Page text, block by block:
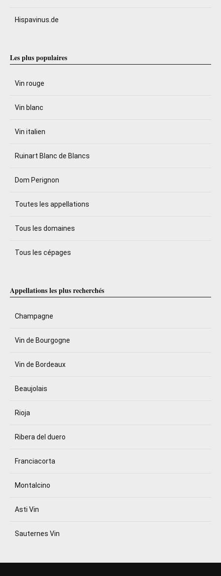
Hispavinus.de
Les plus populaires
Vin rouge
Vin blanc
Vin italien
Ruinart Blanc de Blancs
Dom Perignon
Toutes les appellations
Tous les domaines
Tous les cépages
Appellations les plus recherchés
Champagne
Vin de Bourgogne
Vin de Bordeaux
Beaujolais
Rioja
Ribera del duero
Franciacorta
Montalcino
Asti Vin
Sauternes Vin